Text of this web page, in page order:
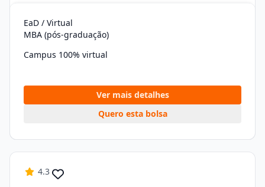
EaD / Virtual
MBA (pós-graduação)
Campus 100% virtual
Ver mais detalhes
Quero esta bolsa
4.3